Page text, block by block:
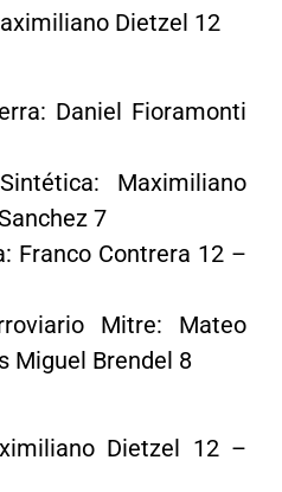
Dietzel 12
Daniel Fioramonti
Maximiliano
7
Franco Contrera 12 –
Mitre: Mateo
Miguel Brendel 8
Dietzel 12 –